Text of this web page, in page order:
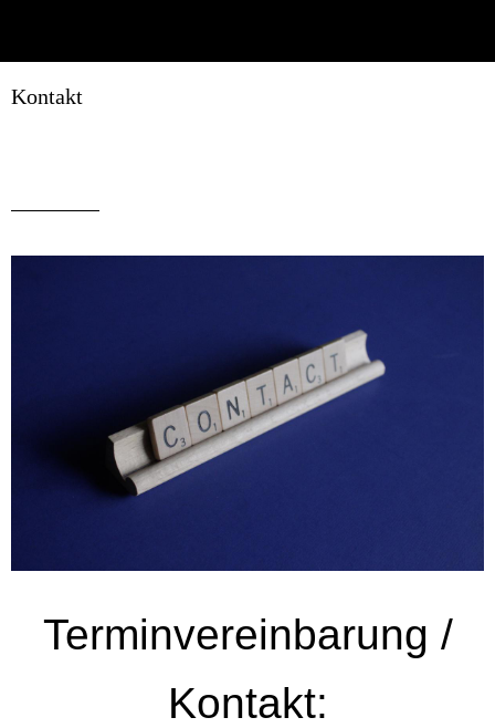
Kontakt
Terminvereinbarung /
Kontakt: